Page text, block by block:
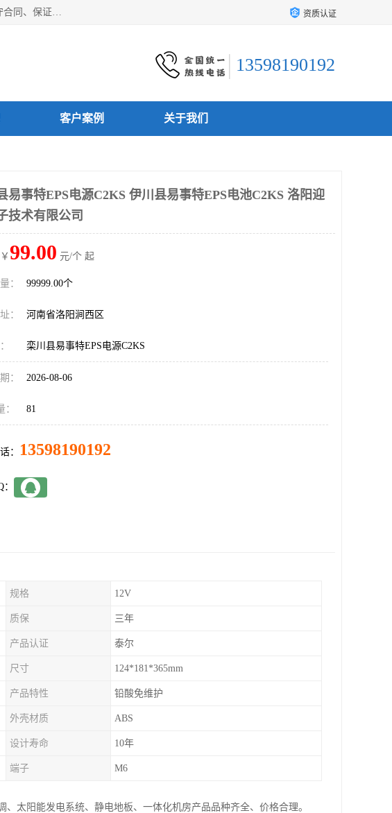
洛阳迎疆电子技术有限公司从事：洛阳山特UPS电源维修等服务。洛阳迎疆电子技术有限公司实力雄厚，重信用、守合同、保证产品质量，以多品种经营特色和薄利多销的原则，赢得了广大客户的信任。公司的宗旨——用服务求发展，用质量求生存！ 资质认证
13598190192
客户案例 关于我们
易事特EPS电源C2KS 伊川县易事特EPS电池C2KS 洛阳迎
技术有限公司
99.00 元/个 起
： 99999.00个
： 河南省洛阳涧西区
栾川县易事特EPS电源C2KS
： 2026-08-06
： 81
： 13598190192
规格 12V
质保 三年
产品认证 泰尔
尺寸 124*181*365mm
产品特性 铅酸免维护
外壳材质 ABS
设计寿命 10年
端子 M6
太阳能发电系统、静电地板、一体化机房产品品种齐全、价格合理。